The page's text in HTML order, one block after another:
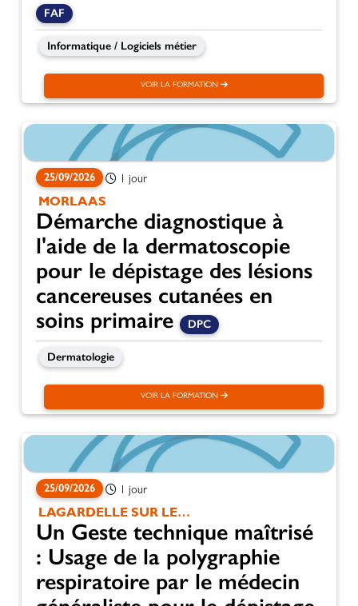
FAF
Informatique / Logiciels métier
VOIR LA FORMATION
25/09/2026 1 jour
MORLAAS
Démarche diagnostique à
l'aide de la dermatoscopie
pour le dépistage des lésions
cancereuses cutanées en
soins primaire
DPC
Dermatologie
VOIR LA FORMATION
25/09/2026 1 jour
LAGARDELLE SUR LEZE
Un Geste technique maîtrisé
: Usage de la polygraphie
respiratoire par le médecin